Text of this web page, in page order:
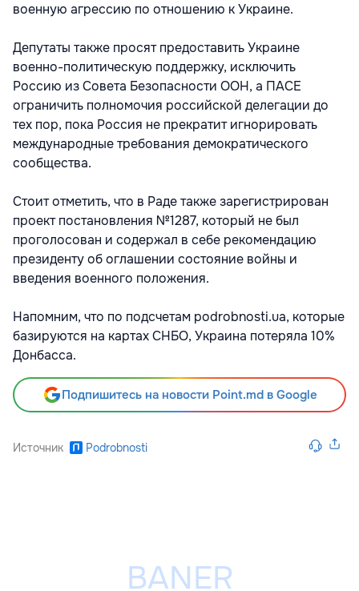
военную агрессию по отношению к Украине.
Депутаты также просят предоставить Украине
военно-политическую поддержку, исключить
Россию из Совета Безопасности ООН, а ПАСЕ
ограничить полномочия российской делегации до
тех пор, пока Россия не прекратит игнорировать
международные требования демократического
сообщества.
Стоит отметить, что в Раде также зарегистрирован
проект постановления №1287, который не был
проголосован и содержал в себе рекомендацию
президенту об оглашении состояние войны и
введения военного положения.
Напомним, что по подсчетам podrobnosti.ua, которые
базируются на картах СНБО, Украина потеряла 10%
Донбасса.
Подпишитесь на новости Point.md в Google
Источник Podrobnosti